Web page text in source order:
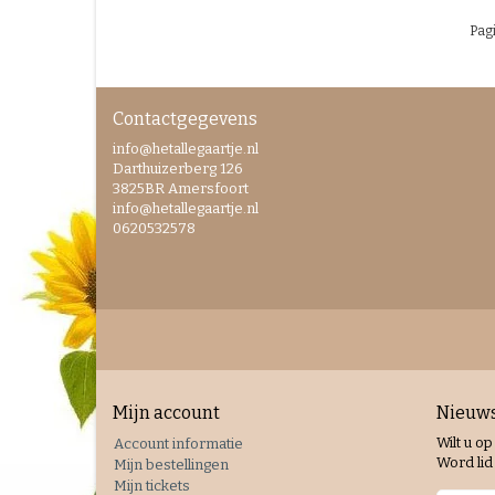
Contactgegevens
info@hetallegaartje.nl
Darthuizerberg 126
3825BR Amersfoort
info@hetallegaartje.nl
0620532578
Mijn account
Account informatie
Mijn bestellingen
Mijn tickets
Wilt u
Word lid